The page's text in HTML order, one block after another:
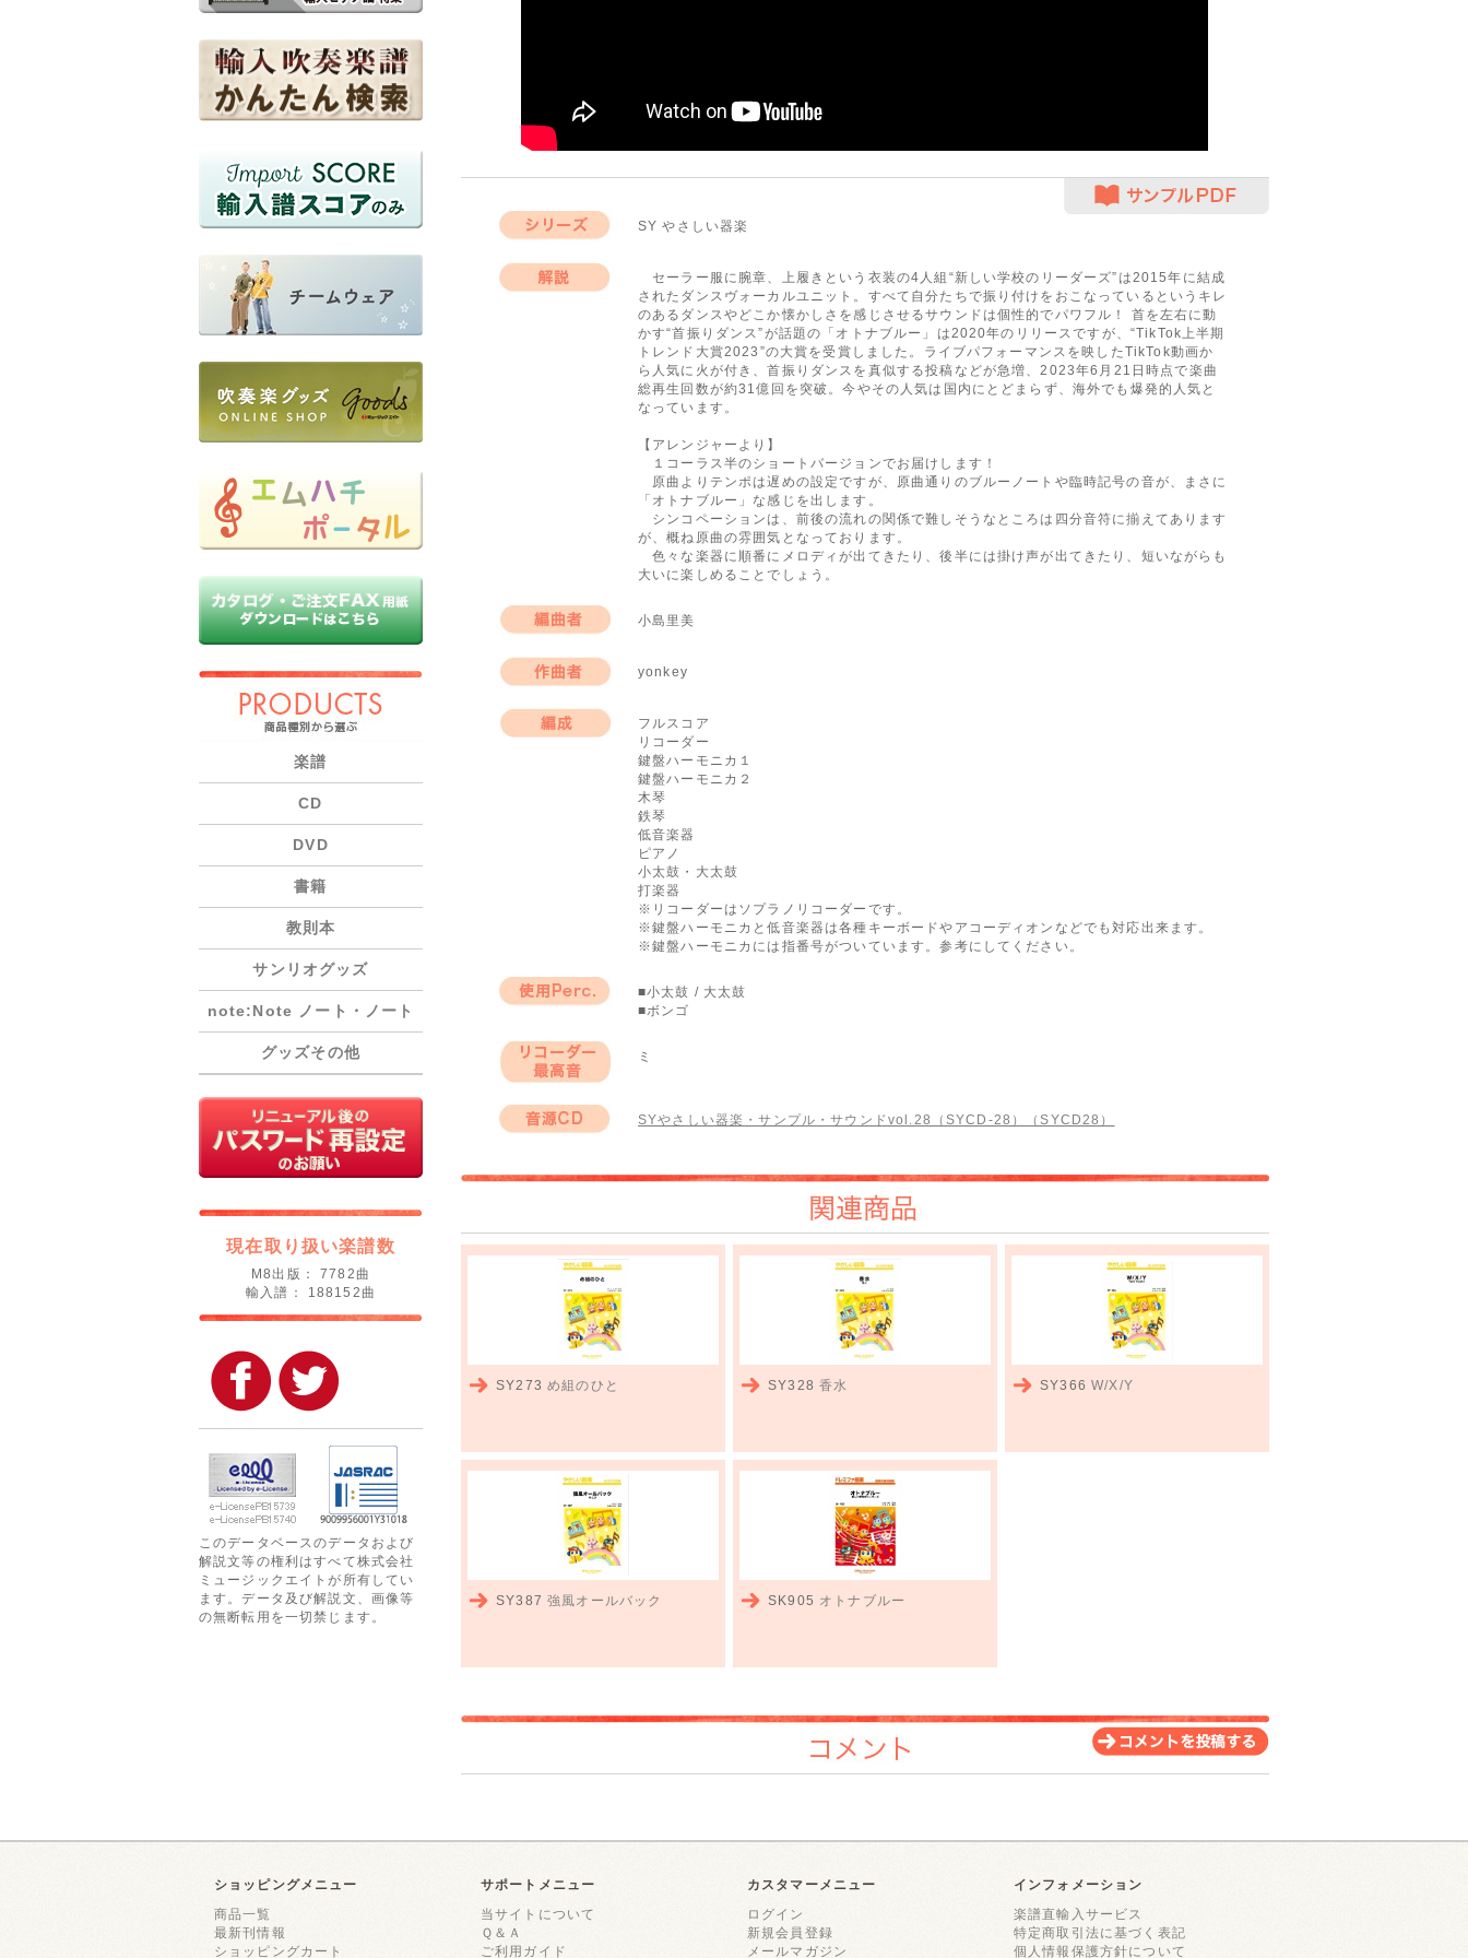
楽譜
CD
DVD
書籍
教則本
サンリオグッズ
note:Note ノート・ノート
グッズその他
現在取り扱い楽譜数
M8出版： 7782曲
輸入譜： 188152曲
このデータベースのデータおよび
解説文等の権利はすべて株式会社
ミュージックエイトが所有してい
ます。データ及び解説文、画像等
の無断転用を一切禁じます。
SY やさしい器楽
セーラー服に腕章、上履きという衣装の4人組“新しい学校のリーダーズ”は2015年に結成
されたダンスヴォーカルユニット。すべて自分たちで振り付けをおこなっているというキレ
のあるダンスやどこか懐かしさを感じさせるサウンドは個性的でパワフル！ 首を左右に動
かす“首振りダンス”が話題の「オトナブルー」は2020年のリリースですが、“TikTok上半期
トレンド大賞2023”の大賞を受賞しました。ライブパフォーマンスを映したTikTok動画か
ら人気に火が付き、首振りダンスを真似する投稿などが急増、2023年6月21日時点で楽曲
総再生回数が約31億回を突破。今やその人気は国内にとどまらず、海外でも爆発的人気と
なっています。
【アレンジャーより】
１コーラス半のショートバージョンでお届けします！
原曲よりテンポは遅めの設定ですが、原曲通りのブルーノートや臨時記号の音が、まさに
「オトナブルー」な感じを出します。
シンコペーションは、前後の流れの関係で難しそうなところは四分音符に揃えてあります
が、概ね原曲の雰囲気となっております。
色々な楽器に順番にメロディが出てきたり、後半には掛け声が出てきたり、短いながらも
大いに楽しめることでしょう。
小島里美
yonkey
フルスコア
リコーダー
鍵盤ハーモニカ１
鍵盤ハーモニカ２
木琴
鉄琴
低音楽器
ピアノ
小太鼓・大太鼓
打楽器
※リコーダーはソプラノリコーダーです。
※鍵盤ハーモニカと低音楽器は各種キーボードやアコーディオンなどでも対応出来ます。
※鍵盤ハーモニカには指番号がついています。参考にしてください。
■小太鼓 / 大太鼓
■ボンゴ
音
ミ
SYやさしい器楽・サンプル・サウンドvol.28（SYCD-28）（SYCD28）
関連商品
SY273め組のひと SY328香水 SY366W/X/Y
SY387強風オールバック SK905 オトナブルー
コメント
ショッピングメニュー
商品一覧
最新刊情報
ショッピングカート
サポートメニュー
当サイトについて
Ｑ＆Ａ
ご利用ガイド
カスタマーメニュー
ログイン
新規会員登録
メールマガジン
インフォメーション
楽譜直輸入サービス
特定商取引法に基づく表記
個人情報保護方針について